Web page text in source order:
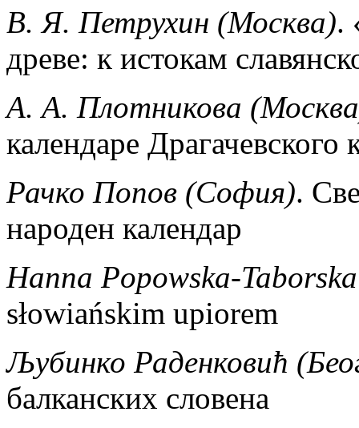
В. Я. Петрухин (Москва).
древе: к истокам
А. А. Плотникова
календаре Драгачевского
Рачко Попов (София).
народен календар
Hanna Popowska-
słowiańskim upiorem
Љубинко Раденковић
балканских словена